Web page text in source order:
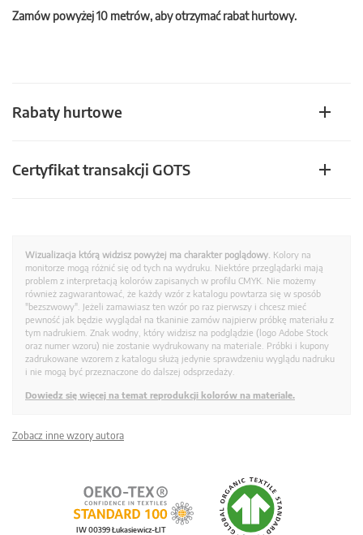
Zamów powyżej 10 metrów, aby otrzymać rabat hurtowy.
Rabaty hurtowe
Certyfikat transakcji GOTS
Wizualizacja którą widzisz powyżej ma charakter poglądowy. Kolory na
monitorze mogą różnić się od tych na wydruku. Niektóre przeglądarki mają
problem z interpretacją kolorów zapisanych w profilu CMYK. Nie możemy
również zagwarantować, że każdy wzór z katalogu powtarza się w sposób
"bezszwowy". Jeżeli zamawiasz ten wzór po raz pierwszy i chcesz mieć
pewność jak będzie wyglądał na tkaninie zamów najpierw próbkę materiału z
tym nadrukiem. Znak wodny, który widzisz na podglądzie (logo Adobe Stock
oraz numer wzoru) nie zostanie wydrukowany na materiale. Próbki i kupony
zadrukowane wzorem z katalogu służą jedynie sprawdzeniu wyglądu nadruku
i nie mogą być przeznaczone do dalszej odsprzedaży.
Dowiedz się więcej na temat reprodukcji kolorów na materiale.
Zobacz inne wzory autora
IW 00399 Łukasiewicz-ŁIT